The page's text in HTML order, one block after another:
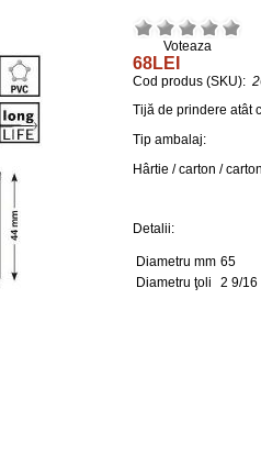
Voteaza
68LEI
Cod produs (SKU):
Tijă de prindere atât
Tip ambalaj:
Hârtie / carton /
Detalii:
Diametru mm 65
Diametru ţoli
2 9/16